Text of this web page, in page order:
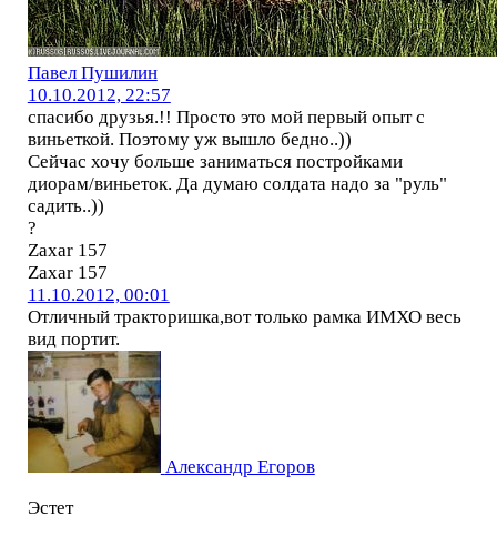
Павел Пушилин
10.10.2012, 22:57
спасибо друзья.!! Просто это мой первый опыт с
виньеткой. Поэтому уж вышло бедно..))
Сейчас хочу больше заниматься постройками
диорам/виньеток. Да думаю солдата надо за "руль"
садить..))
?
Zaxar 157
Zaxar 157
11.10.2012, 00:01
Отличный тракторишка,вот только рамка ИМХО весь
вид портит.
Александр Егоров
Эстет